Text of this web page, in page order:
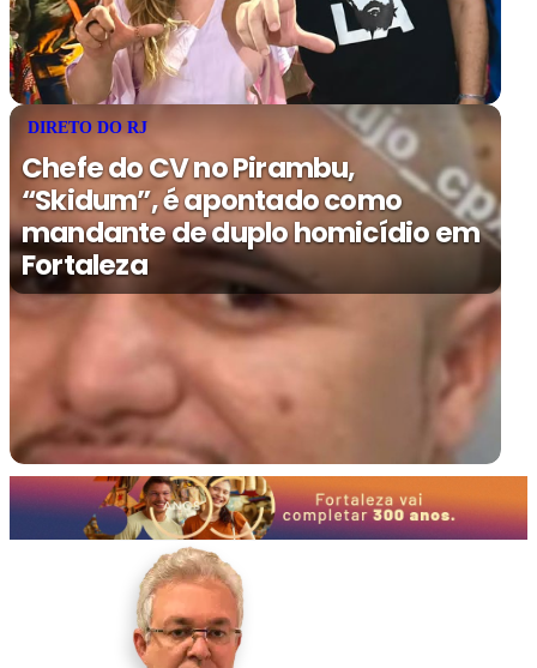
Chefe do CV no Pirambu,
“Skidum”, é apontado como
mandante de duplo homicídio em
Fortaleza